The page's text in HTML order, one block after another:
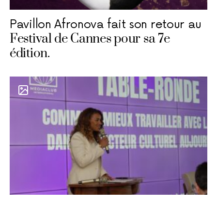
Pavillon Afronova fait son retour au
Festival de Cannes pour sa 7e
édition.